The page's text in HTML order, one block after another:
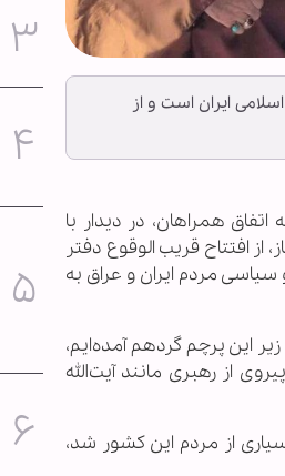
ایران است و از
همراهان، در دیدار با
افتتاح قریب الوقوع دفتر
سیاسی مردم ایران و عراق به
این پرچم گردهم آمده‌ایم،
از رهبری مانند آیت‌الله
از مردم این کشور شد،